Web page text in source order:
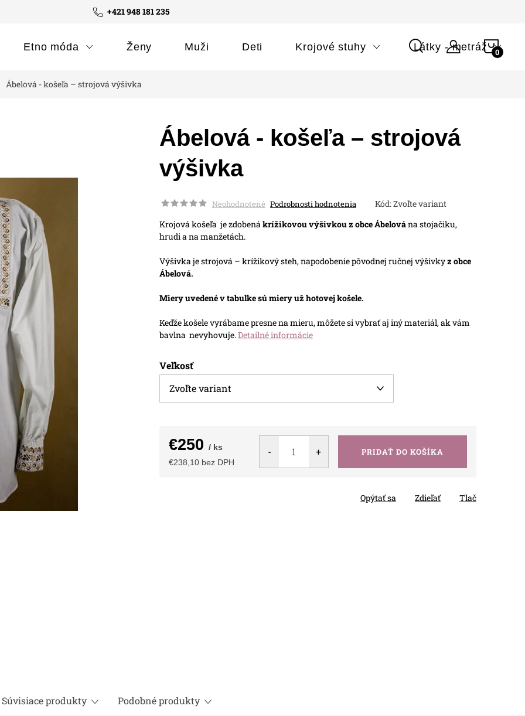
+421 948 181 235
Etno móda Ženy Muži Deti Krojové stuhy Látky - metráž
Ábelová - košeľa – strojová výšivka
Ábelová - košeľa – strojová
výšivka
Neohodnotené Podrobnosti hodnotenia Kód:Zvoľte variant
Krojová košeľa je zdobená krížikovou výšivkou z obce Ábelována stojačiku,
hrudi a na manžetách.
Výšivka je strojová – krížikový steh, napodobenie pôvodnej ručnej výšivkyz obce
Ábelová.
Miery uvedené v tabuľke sú miery už hotovej košele.
Keďže košele vyrábame presne na mieru, môžete si vybrať aj iný materiál, ak vám
bavlna nevyhovuje.Detailné informácie
Veľkosť
€250 / ks
€238,10 bez DPH
PRIDAŤ DO KOŠÍKA
Tlač
Opýtať sa Zdieľať
Súvisiace produkty Podobné produkty